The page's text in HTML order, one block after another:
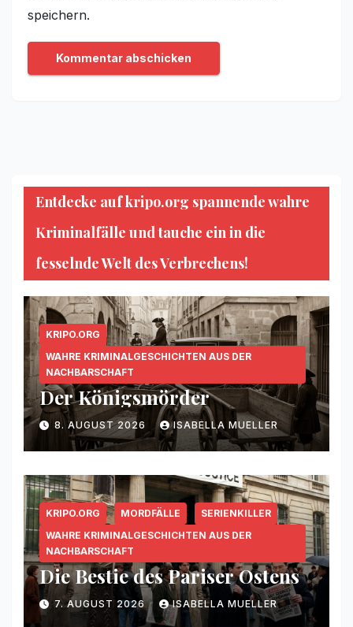
speichern.
Entdecke auf kripo.org spannende wahre
Kriminalfälle und tauche ein in die
fesselnde Welt des Verbrechens!
KRIPO.ORG
WAHRE KRIMINALGESCHICHTEN AUS DER
NACHBARSCHAFT
Der Königsmörder
8. AUGUST 2026 ISABELLA MUELLER
KRIPO.ORG MORDFÄLLE
SERIENKILLER
WAHRE KRIMINALGESCHICHTEN AUS DER
NACHBARSCHAFT
Die Bestie des Pariser Ostens
7. AUGUST 2026 ISABELLA MUELLER